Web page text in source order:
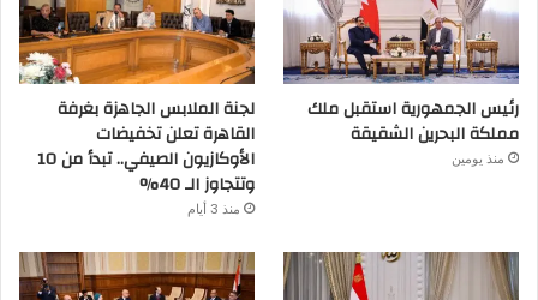
رئيس الجمهورية استقبل ملك
مملكة البحرين الشقيقة
منذ يومين
لجنة الملابس الجاهزة بغرفة
القاهرة تعلن تخفيضات
الأوكازيون الصيفي.. تبدأ من 10
وتتجاوز الـ 40%
منذ 3 أيام